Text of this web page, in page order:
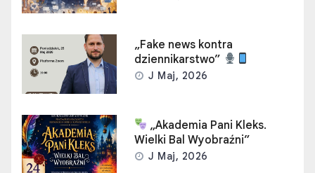
„Fake news kontra
dziennikarstwo”
J Maj, 2026
„Akademia Pani Kleks.
Wielki Bal Wyobraźni”
J Maj, 2026